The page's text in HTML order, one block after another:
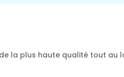
la plus haute qualité tout